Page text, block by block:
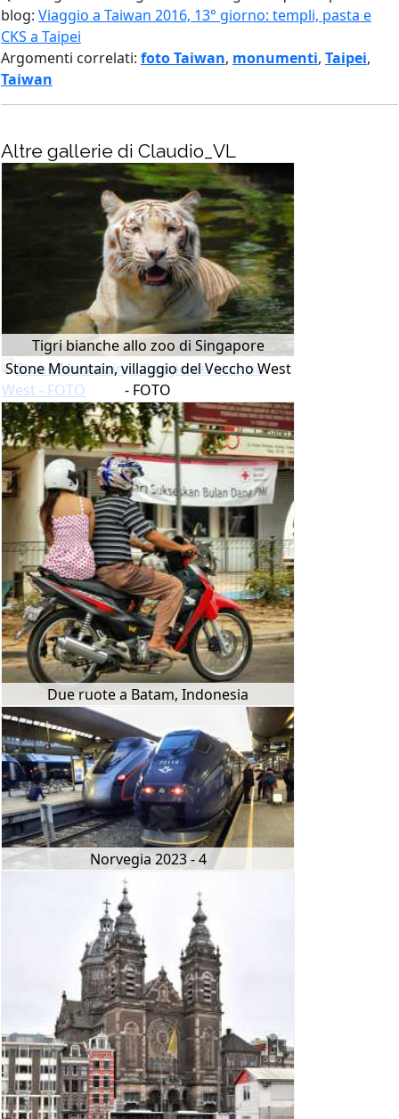
blog: Viaggio a Taiwan 2016, 13° giorno: templi, pasta e
CKS a Taipei
Argomenti correlati: foto Taiwan, monumenti, Taipei,
Taiwan
Altre gallerie di Claudio_VL
Tigri bianche allo zoo di Singapore
Stone Mountain, villaggio del Veccho West
- FOTO
Due ruote a Batam, Indonesia
Norvegia 2023 - 4